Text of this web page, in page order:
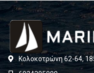
Κολοκοτρώνη 62-64,